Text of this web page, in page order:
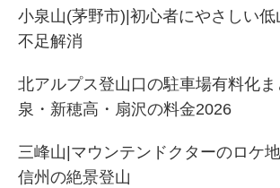
小泉山(茅野市)|初心者にやさしい低
不足解消
北アルプス登山口の駐車場有料化
泉・新穂高・扇沢の料金2026
三峰山|マウンテンドクターのロケ
信州の絶景登山